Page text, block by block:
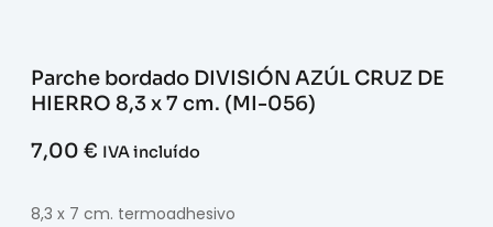
Parche bordado DIVISIÓN AZÚL CRUZ DE
HIERRO 8,3 x 7 cm. (MI-056)
7,00 € IVA incluído
8,3 x 7 cm. termoadhesivo